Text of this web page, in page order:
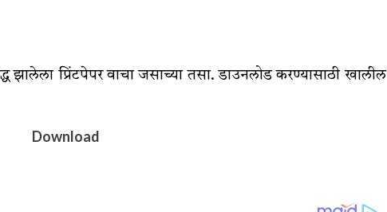
झालेला प्रिंटपेपर वाचा जसाच्या तसा. डाउनलोड करण्यासाठी खालील
Download